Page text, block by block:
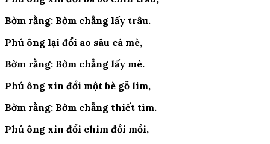
Bờm rằng: Bờm chẳng lấy trâu.
Phú ông lại đổi ao sâu cá mè,
Bờm rằng: Bờm chẳng lấy mè.
Phú ông xin đổi một bè gỗ lim,
Bờm rằng: Bờm chẳng thiết tìm.
Phú ông xin đổi chim đồi mồi,